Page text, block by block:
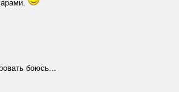
боюсь...